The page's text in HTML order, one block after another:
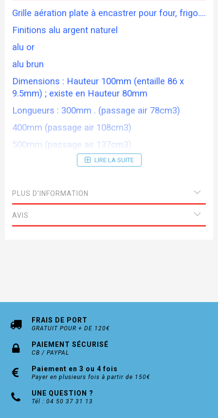
Grille aération plate à encastrer pour four, frigo....
Finitions alu argent naturel
alu or
alu brun
Dimensions : Hauteur 100mm (entaille 86 x
9.5mm) ; existe en Hauteur 80mm
Longueurs : 300mm . (passage air 78cm3)
400mm (passage air 108cm3)
500mm (passage air 137cm3)
600mm (passage air 167cm3)
LIRE LA SUITE
PLUS D’INFORMATION
AVIS
FRAIS DE PORT
GRATUIT POUR + DE 120€
PAIEMENT SÉCURISÉ
CB / PAYPAL
Paiement en 3 ou 4 fois
Payer en plusieurs fois à partir de 150€
UNE QUESTION ?
Tél : 04 50 37 31 13